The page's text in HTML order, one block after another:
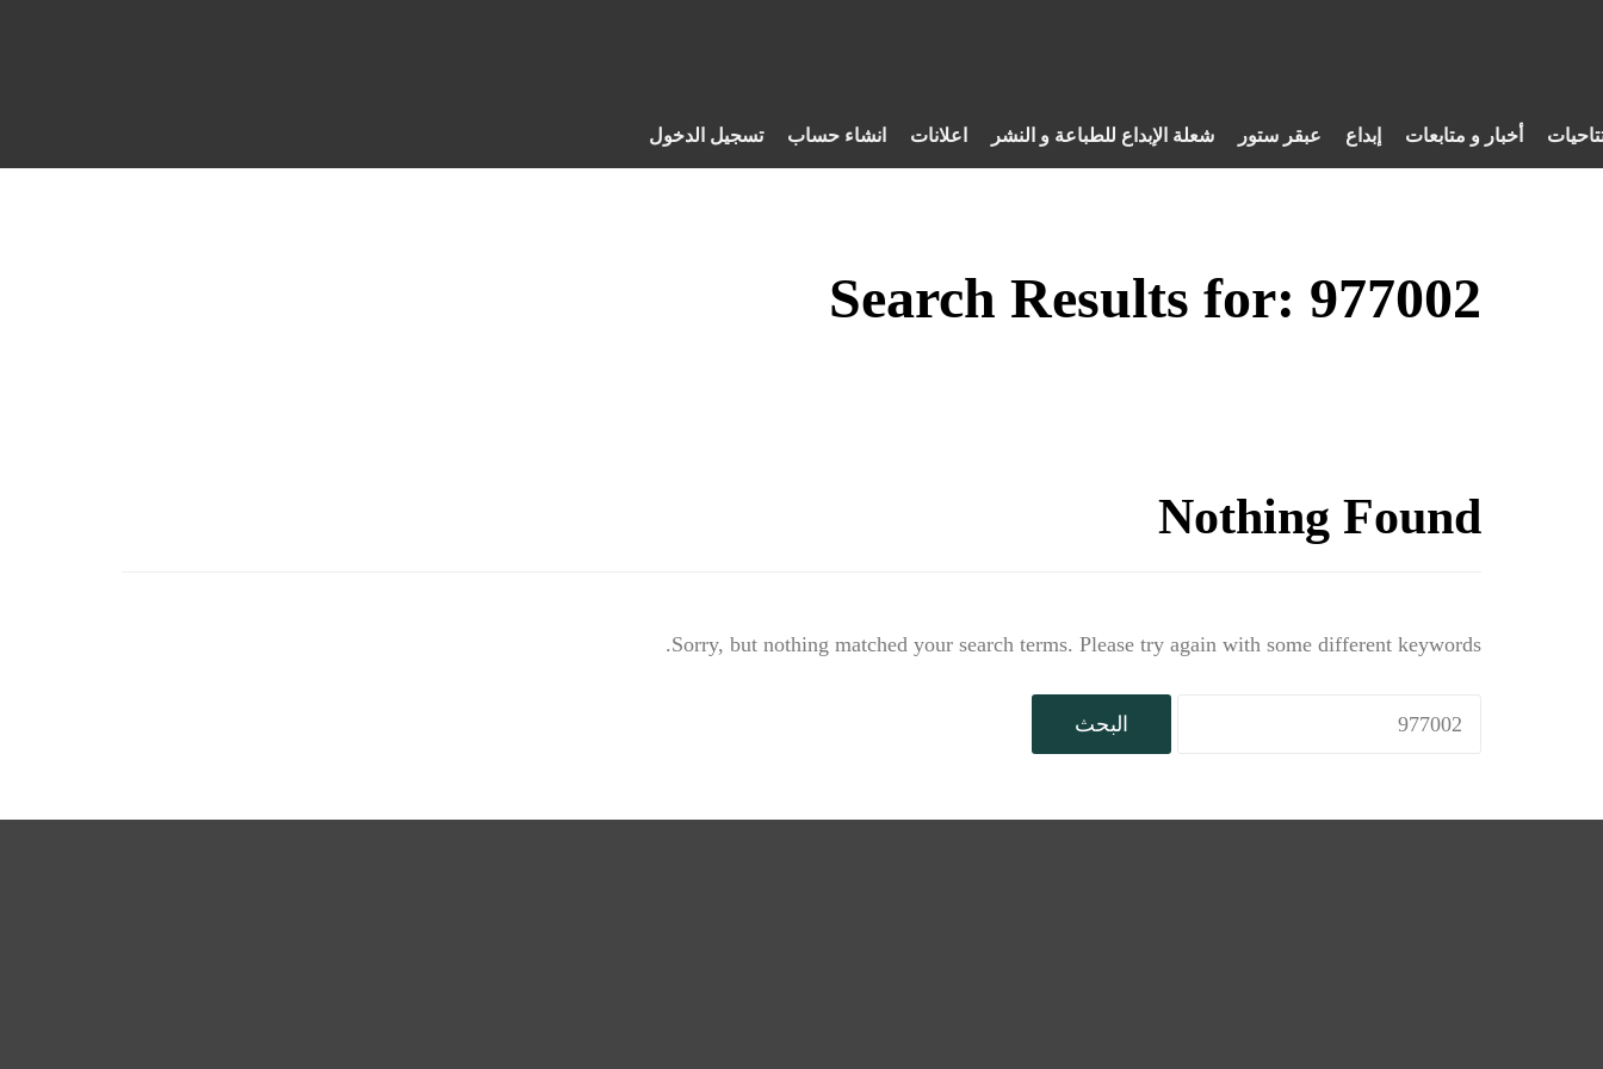
أخبار و متابعات إبداع عبقر ستور شعلة الإبداع للطباعة و النشر اعلانات انشاء حساب تسجيل الدخول
Search Results for: 977002
Nothing Found
Sorry, but nothing matched your search terms. Please try again with some different keywords.